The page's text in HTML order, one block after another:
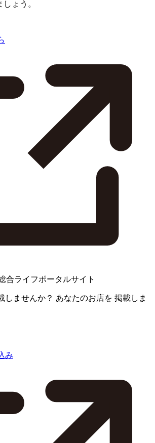
ょう。
合ライフポータルサイト
しませんか？ あなたのお店を 掲載しま
み